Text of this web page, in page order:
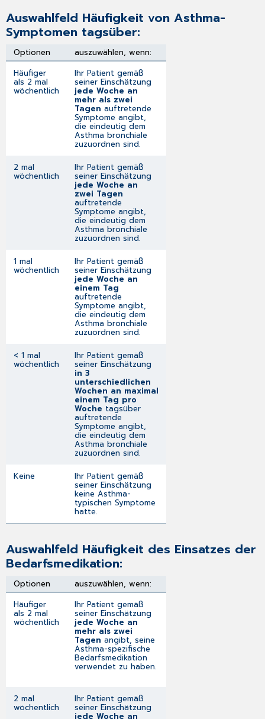
Auswahlfeld Häufigkeit von Asthma-
Symptomen tagsüber:
Optionen
auszuwählen, wenn:
Häufiger
als 2 mal
wöchentlich
Ihr Patient gemäß
seiner Einschätzung
jede Woche an
mehr als zwei
Tagen auftretende
Symptome angibt,
die eindeutig dem
Asthma bronchiale
zuzuordnen sind.
2 mal
wöchentlich
Ihr Patient gemäß
seiner Einschätzung
jede Woche an
zwei Tagen
auftretende
Symptome angibt,
die eindeutig dem
Asthma bronchiale
zuzuordnen sind.
1 mal
wöchentlich
Ihr Patient gemäß
seiner Einschätzung
jede Woche an
einem Tag
auftretende
Symptome angibt,
die eindeutig dem
Asthma bronchiale
zuzuordnen sind.
< 1 mal
wöchentlich
Ihr Patient gemäß
seiner Einschätzung
in 3
unterschiedlichen
Wochen an maximal
einem Tag pro
Woche tagsüber
auftretende
Symptome angibt,
die eindeutig dem
Asthma bronchiale
zuzuordnen sind.
Keine Ihr Patient gemäß
seiner Einschätzung
keine Asthma-
typischen Symptome
hatte.
Auswahlfeld Häufigkeit des Einsatzes der
Bedarfsmedikation:
Optionen
auszuwählen, wenn:
Häufiger
als 2 mal
wöchentlich
Ihr Patient gemäß
seiner Einschätzung
jede Woche an
mehr als zwei
Tagen angibt, seine
Asthma-spezifische
Bedarfsmedikation
verwendet zu haben.
2 mal
wöchentlich
Ihr Patient gemäß
seiner Einschätzung
jede Woche an